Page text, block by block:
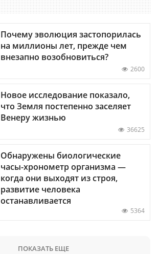
Почему эволюция застопорилась
на миллионы лет, прежде чем
внезапно возобновиться?
2600
Новое исследование показало,
что Земля постепенно заселяет
Венеру жизнью
36625
Обнаружены биологические
часы-хронометр организма —
когда они выходят из строя,
развитие человека
останавливается
5364
ПОКАЗАТЬ ЕЩЕ